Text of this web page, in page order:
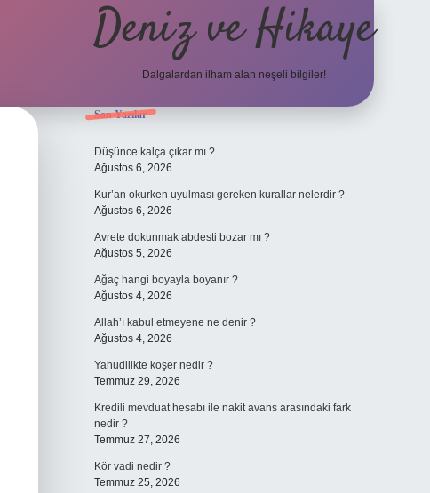
Deniz ve Hikaye
Dalgalardan ilham alan neşeli bilgiler!
Sidebar
Son Yazılar
Düşünce kalça çıkar mı ?
Ağustos 6, 2026
Kur’an okurken uyulması gereken kurallar nelerdir ?
Ağustos 6, 2026
Avrete dokunmak abdesti bozar mı ?
Ağustos 5, 2026
Ağaç hangi boyayla boyanır ?
Ağustos 4, 2026
Allah’ı kabul etmeyene ne denir ?
Ağustos 4, 2026
Yahudilikte koşer nedir ?
Temmuz 29, 2026
Kredili mevduat hesabı ile nakit avans arasındaki fark
nedir ?
Temmuz 27, 2026
Kör vadi nedir ?
Temmuz 25, 2026
ilbet yeni giriş